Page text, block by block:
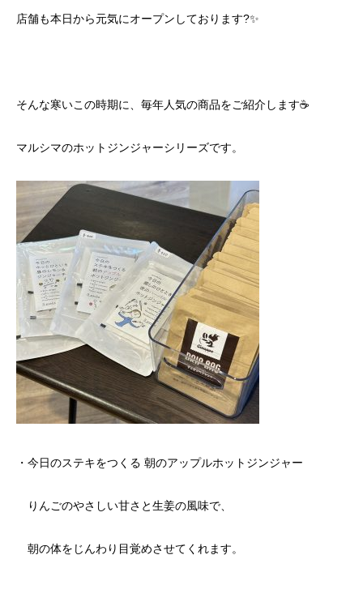
店舗も本日から元気にオープンしております?✨
そんな寒いこの時期に、毎年人気の商品をご紹介します☕️
マルシマのホットジンジャーシリーズです。
・今日のステキをつくる 朝のアップルホットジンジャー
りんごのやさしい甘さと生姜の風味で、
朝の体をじんわり目覚めさせてくれます。